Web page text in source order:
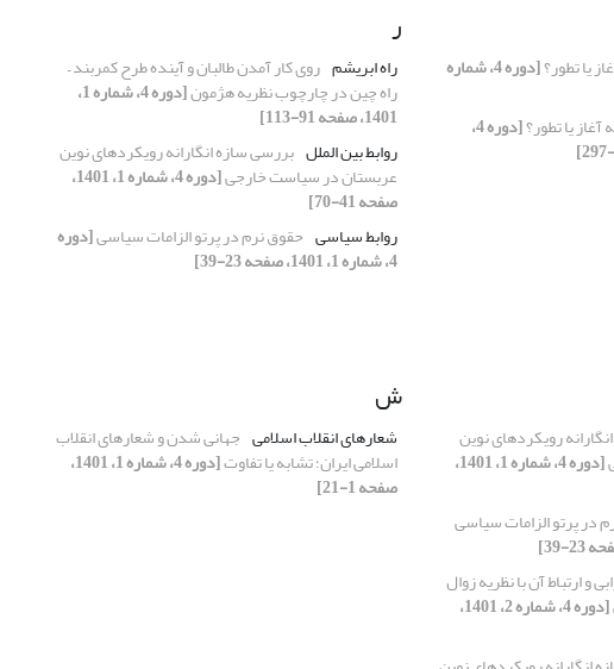
یا تطور؟ [دوره 4، شماره
یا تطور؟ [دوره 4،
ر
راه ابریشم روی کار آمدن طالبان و آینده طرح کمربند –
راه چین در چارچوب نظریه هژمون [دوره 4، شماره 1،
1401، صفحه 91-113]
روابط بین الملل بررسی سازه انگارانه رویکردهای نوین
عربستان در سیاست خارجی [دوره 4، شماره 1، 1401،
صفحه 41-70]
روابط سیاسی حقوق نرم در پرتو الزامات سیاسی[دوره
4، شماره 1، 1401، صفحه 23-39]
رویکردهای نوین
[دوره 4، شماره 1، 1401،
در پرتو الزامات سیاسی
و ارتباط آن با نظریه زوال
[دوره 4، شماره 2، 1401،
ش
شعارهای انقلاب اسلامی جهانی شدن و شعارهای انقلاب
اسلامی ایران؛ تشابه یا تفاوت [دوره 4، شماره 1، 1401،
صفحه 1-21]